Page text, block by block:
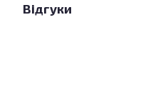
Відгуки